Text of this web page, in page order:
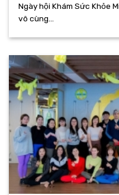
Ngày hội Khám Sức Khỏe
vô cùng...